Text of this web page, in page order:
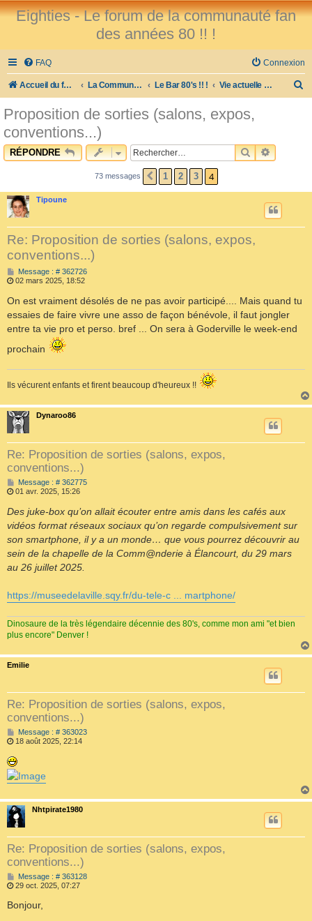
Eighties - Le forum de la communauté fan
des années 80 !! !
FAQ Connexion
Accueil du forum La Communauté des Fans des 80's ! Le Bar 80's !! ! Vie actuelle et sujets divers...
c
e
Proposition de sorties (salons, expos,
conventions...)
RÉPONDRE
73 messages PRÉCÉDENT
1 2 3 4
Tipoune
Re: Proposition de sorties (salons, expos,
conventions...)
Message : # 362726M
s
a
g
02 mars 2025, 18:52
On est vraiment désolés de ne pas avoir participé.... Mais quand tu
essaies de faire vivre une asso de façon bénévole, il faut jongler
entre ta vie pro et perso. bref ... On sera à Goderville le week-end
prochain
Ils vécurent enfants et firent beaucoup d'heureux !!
Dynaroo86
Re: Proposition de sorties (salons, expos,
conventions...)
Message : # 362775M
s
a
g
e
01 avr. 2025, 15:26
Des juke-box qu’on allait écouter entre amis dans les cafés aux
vidéos format réseaux sociaux qu’on regarde compulsivement sur
son smartphone, il y a un monde… que vous pourrez découvrir au
sein de la chapelle de la Comm@nderie à Élancourt, du 29 mars
au 26 juillet 2025.
https://museedelaville.sqy.fr/du-tele-c ... martphone/
Dinosaure de la très légendaire décennie des 80's, comme mon ami "et bien
plus encore" Denver !
Emilie
Re: Proposition de sorties (salons, expos,
conventions...)
Message : # 363023M
18 août 2025, 22:14
Nhtpirate1980
Re: Proposition de sorties (salons, expos,
conventions...)
Message : # 363128M
29 oct. 2025, 07:27
Bonjour,